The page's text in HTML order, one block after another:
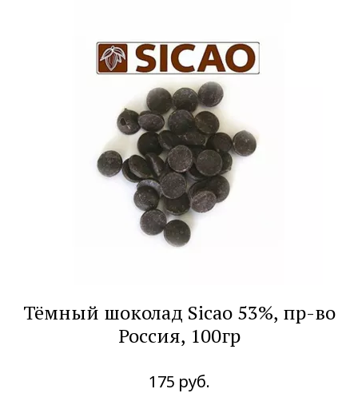
Тёмный шоколад Sicao 53%, пр-во
Россия, 100гр
175 руб.